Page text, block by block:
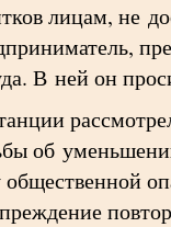
лицам, не
В ней он
об
общественной